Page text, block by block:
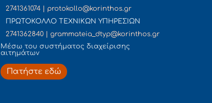
2741361074 | protokollo@korinthos.gr
ΠΡΩΤΟΚΟΛΛΟ ΤΕΧΝΙΚΩΝ ΥΠΗΡΕΣΙΩΝ
2741362840 | grammateia_dtyp@korinthos.gr
Mέσω του συστήματος διαχείρισης
αιτημάτων
Πατήστε εδώ